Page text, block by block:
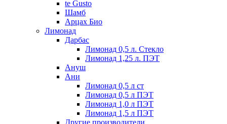
te Gusto
Шамб
Арцах Био
Лимонад
Дарбас
Лимонад 0,5 л. Стекло
Лимонад 1,25 л. ПЭТ
Ануш
Ани
Лимонад 0,5 л ст
Лимонад 0,5 л ПЭТ
Лимонад 1,0 л ПЭТ
Лимонад 1,5 л ПЭТ
Другие производители